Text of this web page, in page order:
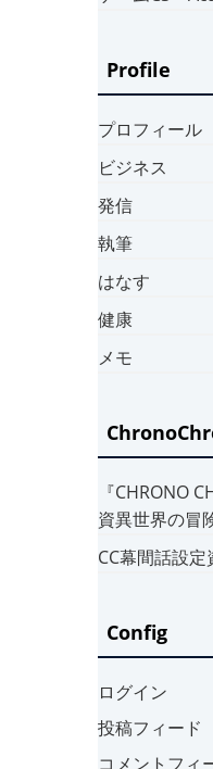
Profile
プロフィール
ビジネス
発信
執筆
はなす
健康
メモ
『CHRONO
資異世界の冒
CC幕間話設定
Config
ログイン
投稿フィード
コメントフィ